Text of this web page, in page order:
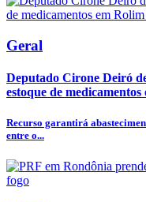
Geral
Deputado Cirone Deiró
estoque de medicamentos
Recurso garantirá
entre o...